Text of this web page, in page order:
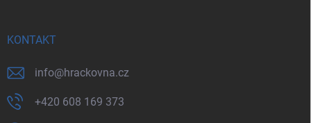
KONTAKT
info@hrackovna.cz
+420 608 169 373